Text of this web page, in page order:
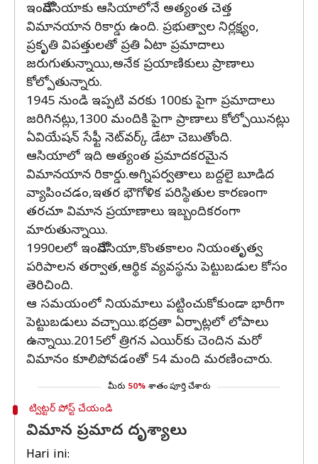
ఇండోనేసియాకు ఆసియాలోనే అత్యంత చెత్త
విమానయాన రికార్డు ఉంది. ప్రభుత్వాల నిర్లక్ష్యం,
ప్రకృతి విపత్తులతో ప్రతి ఏటా ప్రమాదాలు
జరుగుతున్నాయి,అనేక ప్రయాణికులు ప్రాణాలు
కోల్పోతున్నారు.
1945 నుండి ఇప్పటి వరకు 100కు పైగా ప్రమాదాలు
జరిగినట్లు,1300 మందికి పైగా ప్రాణాలు కోల్పోయినట్లు
ఏవియేషన్ సేఫ్టీ నెట్‌వర్క్ డేటా చెబుతోంది.
ఆసియాలో ఇది అత్యంత ప్రమాదకరమైన
విమానయాన రికార్డు.అగ్నిపర్వతాలు బద్దలై బూడిద
వ్యాపించడం,ఇతర భౌగోళిక పరిస్థితుల కారణంగా
తరచూ విమాన ప్రయాణాలు ఇబ్బందికరంగా
మారుతున్నాయి.
1990లలో ఇండోనేసియా,కొంతకాలం నియంతృత్వ
పరిపాలన తర్వాత,ఆర్థిక వ్యవస్థను పెట్టుబడుల కోసం
తెరిచింది.
ఆ సమయంలో నియమాలు పట్టించుకోకుండా భారీగా
పెట్టుబడులు వచ్చాయి.భద్రతా ఏర్పాట్లలో లోపాలు
ఉన్నాయి.2015లో త్రిగన ఎయిర్‌కు చెందిన మరో
విమానం కూలిపోవడంతో 54 మంది మరణించారు.
మీరు 50% శాతం పూర్తి చేశారు
ట్విట్టర్ పోస్ట్ చేయండి
విమాన ప్రమాద దృశ్యాలు
Hari ini: